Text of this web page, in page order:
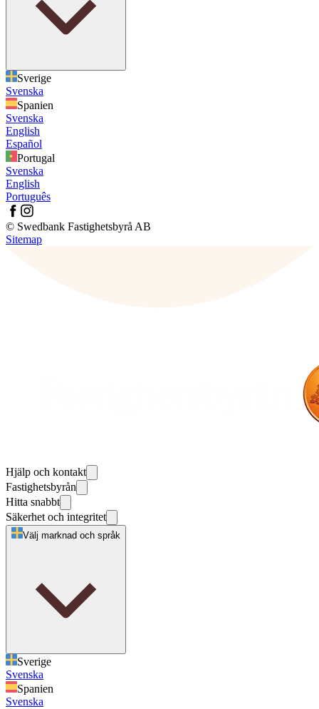
Sverige
Svenska
Spanien
Svenska
English
Español
Portugal
Svenska
English
Português
© Swedbank Fastighetsbyrå AB
Sitemap
Hjälp och kontakt
Fastighetsbyrån
Hitta snabbt
Säkerhet och integritet
Välj marknad och språk
Sverige
Svenska
Spanien
Svenska